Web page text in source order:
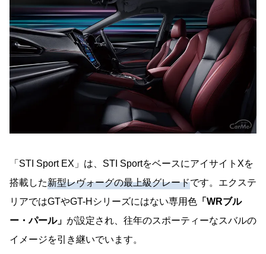
「STI Sport EX」は、STI SportをベースにアイサイトXを
搭載した新型レヴォーグの最上級グレードです。エクステ
リアではGTやGT-Hシリーズにはない専用色 「WRブル
ー・パール」 が設定され、往年のスポーティーなスバルの
イメージを引き継いでいます。